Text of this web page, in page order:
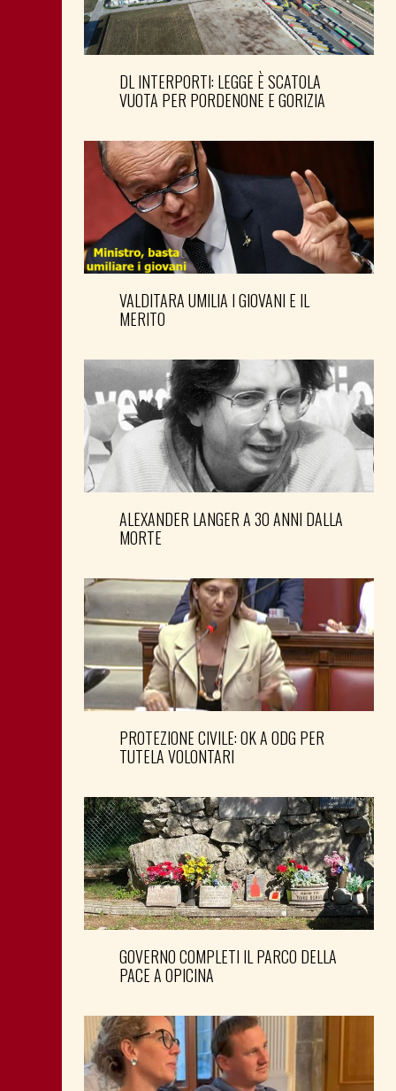
DL INTERPORTI: LEGGE È SCATOLA
VUOTA PER PORDENONE E GORIZIA
VALDITARA UMILIA I GIOVANI E IL
MERITO
ALEXANDER LANGER A 30 ANNI DALLA
MORTE
PROTEZIONE CIVILE: OK A ODG PER
TUTELA VOLONTARI
GOVERNO COMPLETI IL PARCO DELLA
PACE A OPICINA